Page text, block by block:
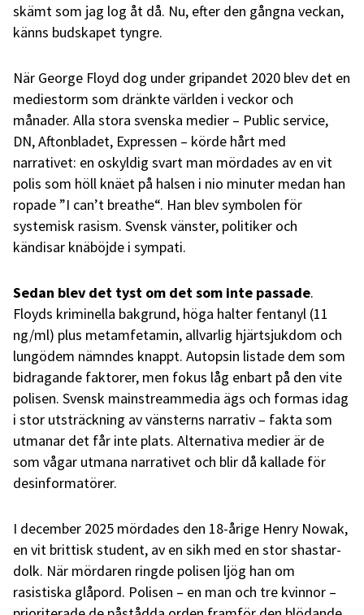
skämt som jag log åt då. Nu, efter den gångna veckan,
känns budskapet tyngre.
När George Floyd dog under gripandet 2020 blev det en
mediestorm som dränkte världen i veckor och
månader. Alla stora svenska medier – Public service,
DN, Aftonbladet, Expressen – körde hårt med
narrativet: en oskyldig svart man mördades av en vit
polis som höll knäet på halsen i nio minuter medan han
ropade ”I can’t breathe“. Han blev symbolen för
systemisk rasism. Svensk vänster, politiker och
kändisar knäböjde i sympati.
Sedan blev det tyst om det som inte passade.
Floyds kriminella bakgrund, höga halter fentanyl (11
ng/ml) plus metamfetamin, allvarlig hjärtsjukdom och
lungödem nämndes knappt. Autopsin listade dem som
bidragande faktorer, men fokus låg enbart på den vite
polisen. Svensk mainstreammedia ägs och formas idag
i stor utsträckning av vänsterns narrativ – fakta som
utmanar det får inte plats. Alternativa medier är de
som vågar utmana narrativet och blir då kallade för
desinformatörer.
I december 2025 mördades den 18-årige Henry Nowak,
en vit brittisk student, av en sikh med en stor shastar-
dolk. När mördaren ringde polisen ljög han om
rasistiska glåpord. Polisen – en man och tre kvinnor –